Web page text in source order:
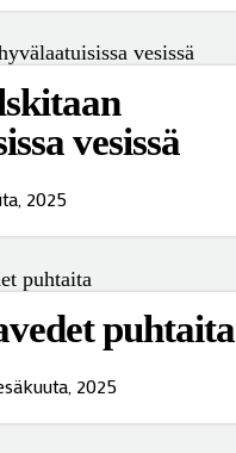
vesissä
2025
puhtaita
2025